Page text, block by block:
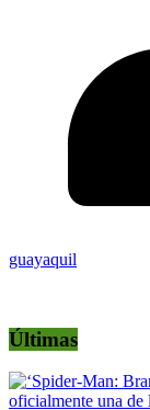
guayaquil
Últimas